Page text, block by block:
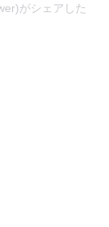
がシェアした